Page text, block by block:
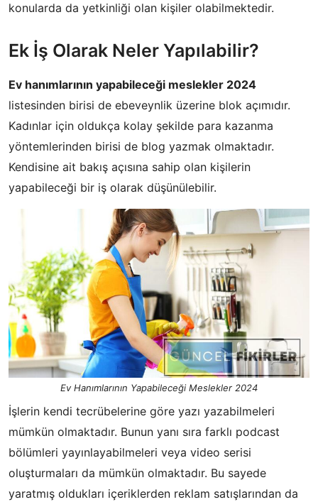
konularda da yetkinliği olan kişiler olabilmektedir.
Ek İş Olarak Neler Yapılabilir?
Ev hanımlarının yapabileceği meslekler 2024
listesinden birisi de ebeveynlik üzerine blok açımıdır.
Kadınlar için oldukça kolay şekilde para kazanma
yöntemlerinden birisi de blog yazmak olmaktadır.
Kendisine ait bakış açısına sahip olan kişilerin
yapabileceği bir iş olarak düşünülebilir.
Ev Hanımlarının Yapabileceği Meslekler 2024
İşlerin kendi tecrübelerine göre yazı yazabilmeleri
mümkün olmaktadır. Bunun yanı sıra farklı podcast
bölümleri yayınlayabilmeleri veya video serisi
oluşturmaları da mümkün olmaktadır. Bu sayede
yaratmış oldukları içeriklerden reklam satışlarından da